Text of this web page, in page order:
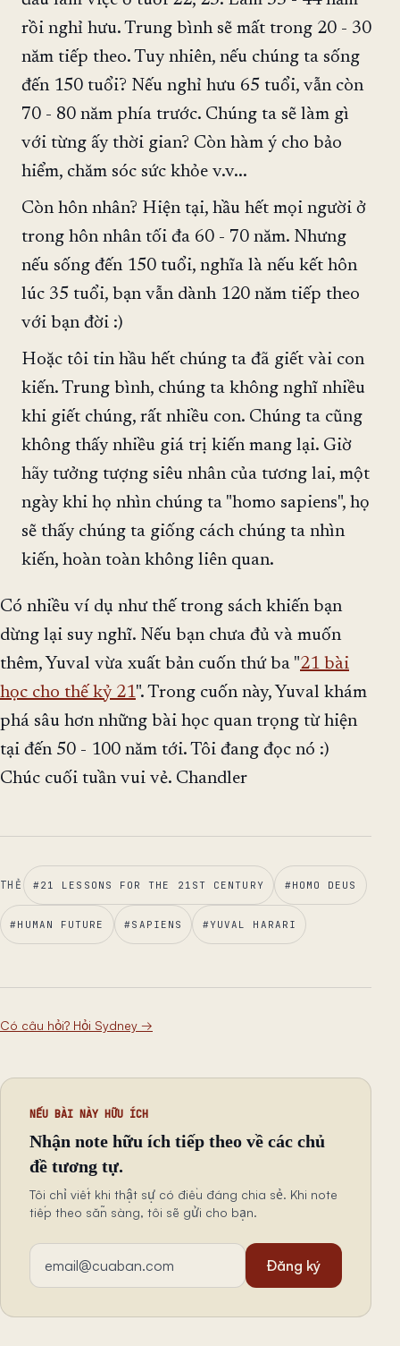
rồi nghỉ hưu. Trung bình sẽ mất trong 20 - 30
năm tiếp theo. Tuy nhiên, nếu chúng ta sống
đến 150 tuổi? Nếu nghỉ hưu 65 tuổi, vẫn còn
70 - 80 năm phía trước. Chúng ta sẽ làm gì
với từng ấy thời gian? Còn hàm ý cho bảo
hiểm, chăm sóc sức khỏe v.v...
Còn hôn nhân? Hiện tại, hầu hết mọi người ở
trong hôn nhân tối đa 60 - 70 năm. Nhưng
nếu sống đến 150 tuổi, nghĩa là nếu kết hôn
lúc 35 tuổi, bạn vẫn dành 120 năm tiếp theo
với bạn đời :)
Hoặc tôi tin hầu hết chúng ta đã giết vài con
kiến. Trung bình, chúng ta không nghĩ nhiều
khi giết chúng, rất nhiều con. Chúng ta cũng
không thấy nhiều giá trị kiến mang lại. Giờ
hãy tưởng tượng siêu nhân của tương lai, một
ngày khi họ nhìn chúng ta "homo sapiens", họ
sẽ thấy chúng ta giống cách chúng ta nhìn
kiến, hoàn toàn không liên quan.
Có nhiều ví dụ như thế trong sách khiến bạn
dừng lại suy nghĩ. Nếu bạn chưa đủ và muốn
thêm, Yuval vừa xuất bản cuốn thứ ba "21 bài
học cho thế kỷ 21". Trong cuốn này, Yuval khám
phá sâu hơn những bài học quan trọng từ hiện
tại đến 50 - 100 năm tới. Tôi đang đọc nó :)
Chúc cuối tuần vui vẻ. Chandler
THẺ #21 LESSONS FOR THE 21ST CENTURY #HOMO DEUS
#HUMAN FUTURE #SAPIENS #YUVAL HARARI
Có câu hỏi? Hỏi Sydney →
NẾU BÀI NÀY HỮU ÍCH
Nhận note hữu ích tiếp theo về các chủ
đề tương tự.
Tôi chỉ viết khi thật sự có điều đáng chia sẻ. Khi note
tiếp theo sẵn sàng, tôi sẽ gửi cho bạn.
Địa chỉ email
Đăng ký